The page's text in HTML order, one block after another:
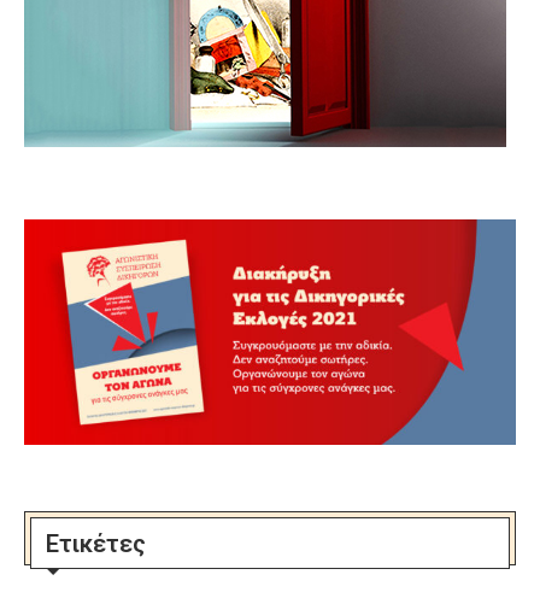
Ετικέτες